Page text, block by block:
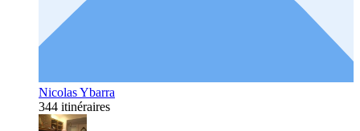
Nicolas Ybarra
344 itinéraires